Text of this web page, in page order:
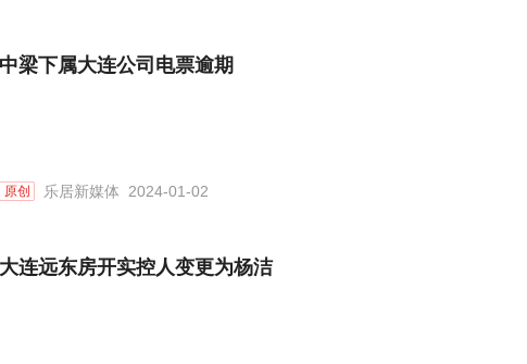
中梁下属大连公司电票逾期
原创 乐居新媒体 2024-01-02
大连远东房开实控人变更为杨洁